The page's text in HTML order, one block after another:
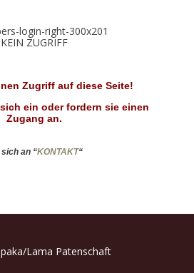
Zugriff auf diese Seite!
ein oder fordern sie einen
Zugang an.
an “KONTAKT“
Lama Patenschaft